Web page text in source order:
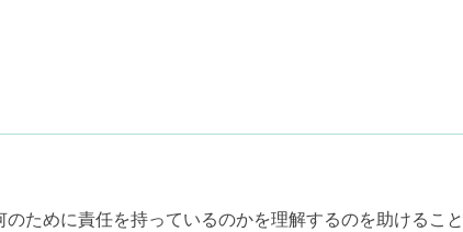
ために責任を持っているのかを理解するのを助けること